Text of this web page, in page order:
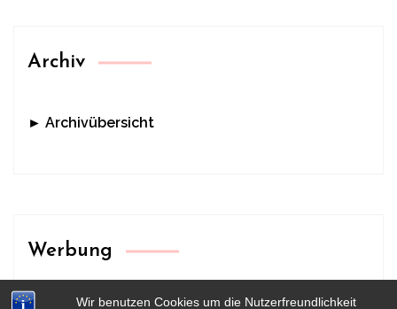
Wir benutzen Cookies um die Nutzerfreundlichkeit
Archiv
► Archivübersicht
Werbung